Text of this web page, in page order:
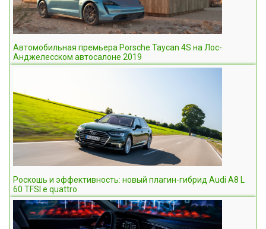
Автомобильная премьера Porsche Taycan 4S на Лос-
Анджелесском автосалоне 2019
Роскошь и эффективность: новый плагин-гибрид Audi A8 L
60 TFSI e quattro